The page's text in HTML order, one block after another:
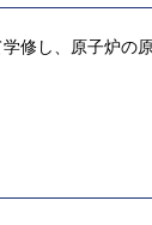
修し、原子炉の